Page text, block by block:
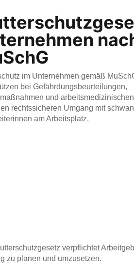
im Unternehmen gemäß
bei Gefährdungsbeurteilungen,
und
rechtssicheren Umgang mit
am Arbeitsplatz.
verpflichtet
zu planen und umzusetzen.